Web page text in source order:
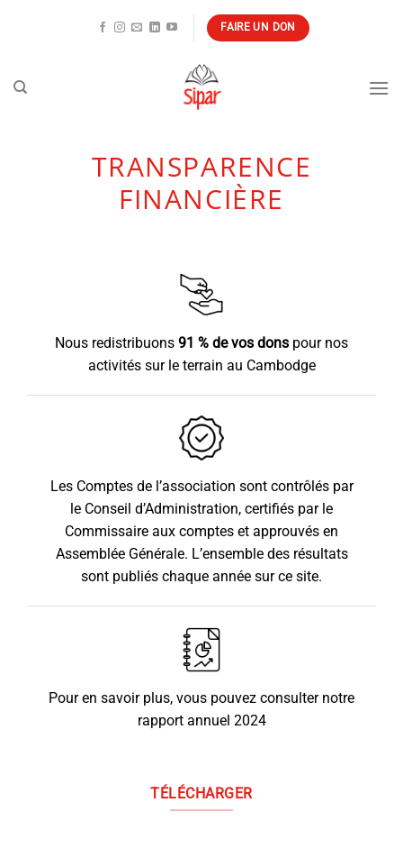
FAIRE UN DON
TRANSPARENCE
FINANCIÈRE
Nous redistribuons 91 % de vos dons pour nos
activités sur le terrain au Cambodge
Les Comptes de l’association sont contrôlés par
le Conseil d’Administration, certifiés par le
Commissaire aux comptes et approuvés en
Assemblée Générale. L’ensemble des résultats
sont publiés chaque année sur ce site.
Pour en savoir plus, vous pouvez consulter notre
rapport annuel 2024
TÉLÉCHARGER